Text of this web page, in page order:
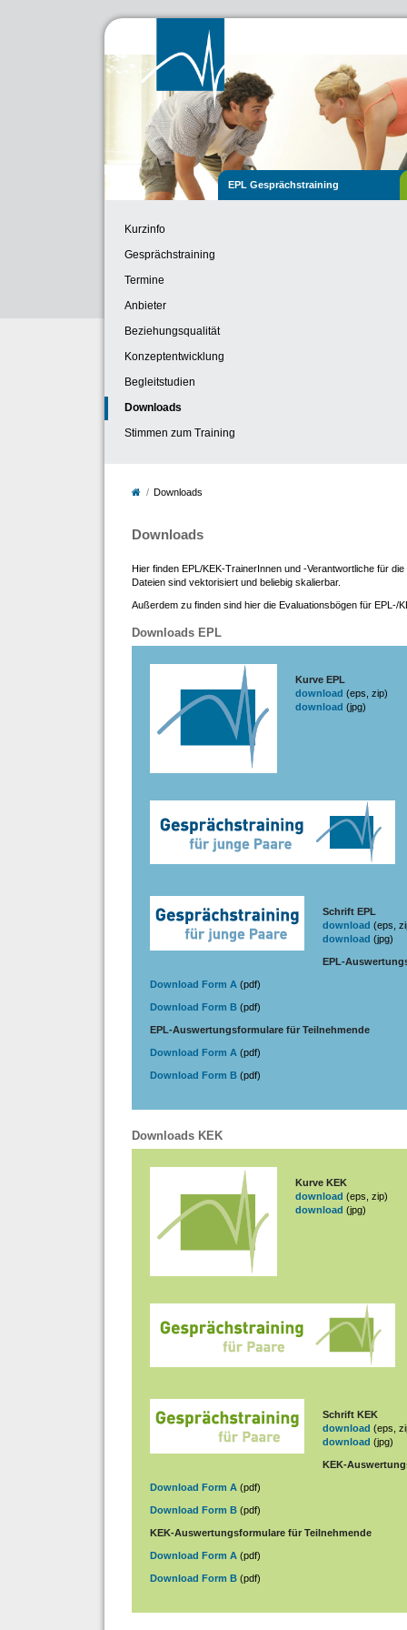
EPL Gesprächstraining
Kurzinfo
Gesprächstraining
Termine
Anbieter
Beziehungsqualität
Konzeptentwicklung
Begleitstudien
Downloads
Stimmen zum Training
Downloads
Downloads
Hier finden EPL/KEK-TrainerInnen und -Verantwortliche für
Dateien sind vektorisiert und beliebig skalierbar.
Außerdem zu finden sind hier die Evaluationsbögen für EPL-/
Downloads EPL
Kurve EPL
download (eps, zip)
download (jpg)
Schrift EPL
download (eps,
download (jpg)
EPL-
Download Form A (pdf)
Download Form B (pdf)
EPL-Auswertungsformulare für Teilnehmende
Download Form A (pdf)
Download Form B (pdf)
Downloads KEK
Kurve KEK
download (eps, zip)
download (jpg)
Schrift KEK
download (eps,
download (jpg)
KEK-
Download Form A (pdf)
Download Form B (pdf)
KEK-Auswertungsformulare für Teilnehmende
Download Form A (pdf)
Download Form B (pdf)